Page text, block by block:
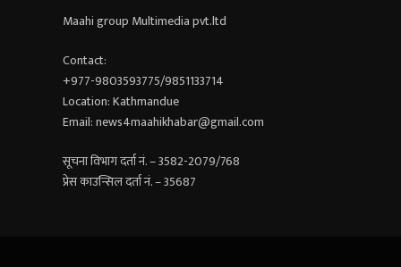
Maahi group Multimedia pvt.ltd​
Contact:
+977-9803593775/9851133714
Location: Kathmandue
Email: news4maahikhabar@gmail.com
सूचना विभाग दर्ता नं. – 3582-2079/768
प्रेस काउन्सिल दर्ता नं. – 35687